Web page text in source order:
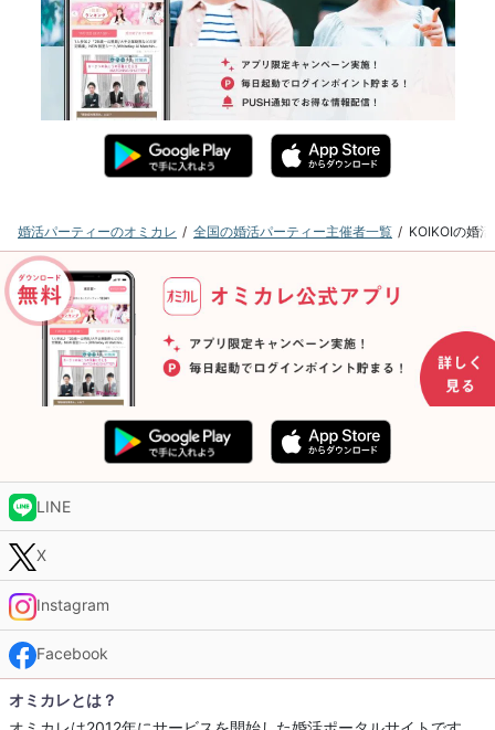
婚活パーティーのオミカレ 全国の婚活パーティー主催者一覧 KOIKOIの婚
LINE
X
Instagram
Facebook
オミカレとは？